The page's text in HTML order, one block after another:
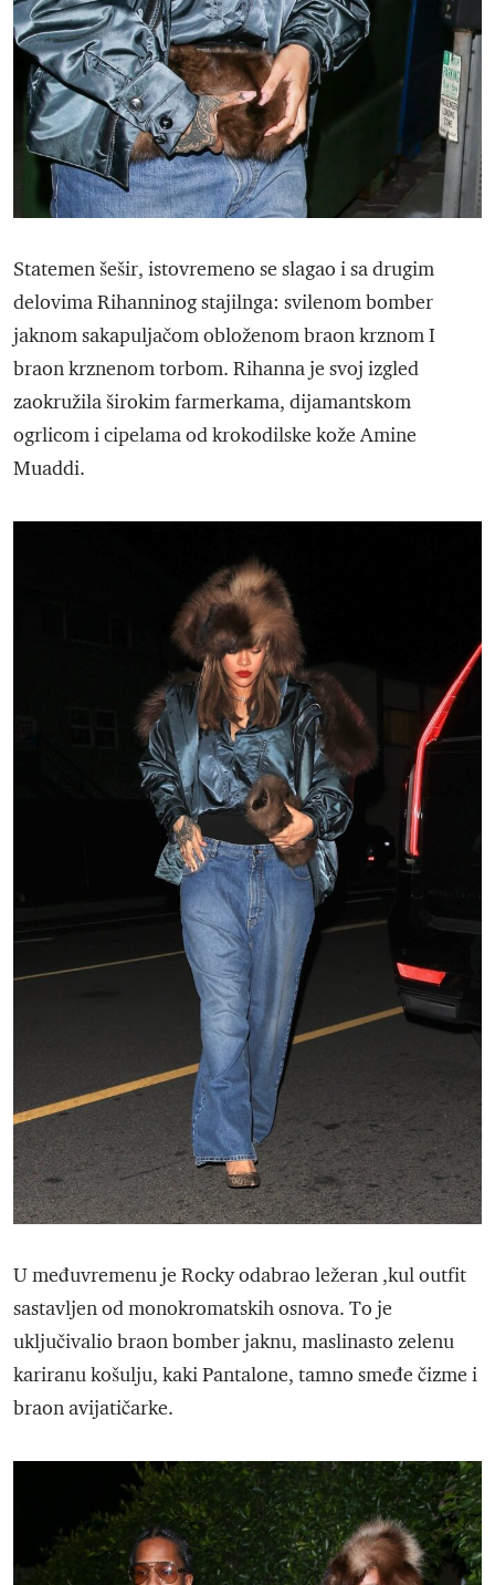
Statemen šešir, istovremeno se slagao i sa drugim
delovima Rihanninog stajilnga: svilenom bomber
jaknom sakapuljačom obloženom braon krznom I
braon krznenom torbom. Rihanna je svoj izgled
zaokružila širokim farmerkama, dijamantskom
ogrlicom i cipelama od krokodilske kože Amine
Muaddi.
U međuvremenu je Rocky odabrao ležeran ,kul outfit
sastavljen od monokromatskih osnova. To je
uključivalio braon bomber jaknu, maslinasto zelenu
kariranu košulju, kaki Pantalone, tamno smeđe čizme i
braon avijatičarke.